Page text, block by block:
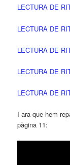
LECTURA DE
LECTURA DE
LECTURA DE
LECTURA DE
LECTURA DE
I ara que hem
pàgina 11: